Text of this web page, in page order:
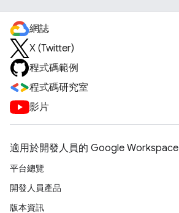
網誌
X (Twitter)
程式碼範例
程式碼研究室
影片
適用於開發人員的 Google Workspace
平台總覽
開發人員產品
版本資訊